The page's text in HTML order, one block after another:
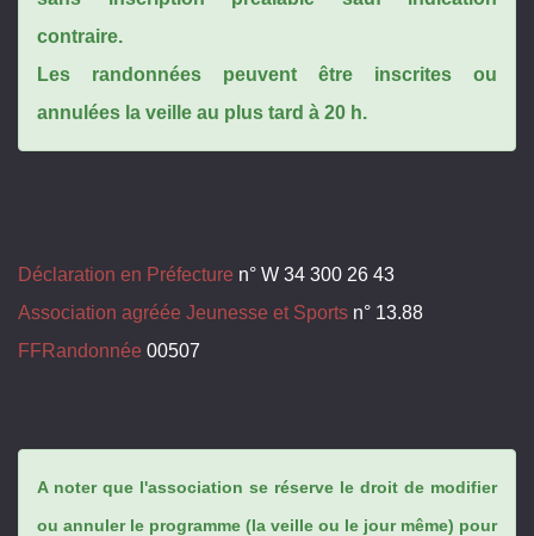
contraire.
Les randonnées peuvent être inscrites ou
annulées la veille au plus tard à 20 h.
Déclaration en Préfecture n° W 34 300 26 43
Association agréée Jeunesse et Sports n° 13.88
FFRandonnée 00507
A noter que l'association se réserve le droit de modifier
ou annuler le programme (la veille ou le jour même) pour